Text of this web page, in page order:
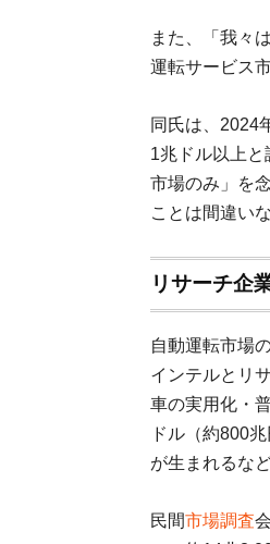
また、「我々
運転サービス
同氏は、2024
1兆ドル以上
市場のみ」を
ことは間違い
リサーチ企
自動運転市場
インテルとリ
車の実用化・
ドル（約800
が生まれるな
民間市場調査